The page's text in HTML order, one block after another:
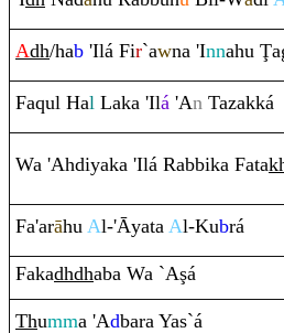
Adh/hab 'Ilá Fir`awna 'Innahu Ţa
Faqul Hal Laka 'Ilá 'An Tazakká
Wa 'Ahdiyaka 'Ilá Rabbika Fata
Fa'arāhu Al-'Āyata Al-Kubrá
Fakadhdhaba Wa `Aşá
Thumma 'Adbara Yas`á